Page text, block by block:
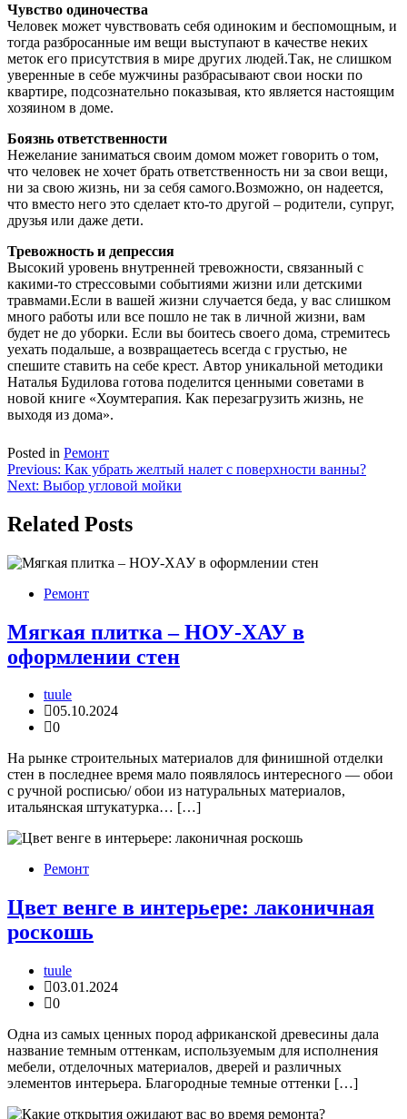
Чувство одиночества
Человек может чувствовать себя одиноким и беспомощным, и
тогда разбросанные им вещи выступают в качестве неких
меток его присутствия в мире других людей.Так, не слишком
уверенные в себе мужчины разбрасывают свои носки по
квартире, подсознательно показывая, кто является настоящим
хозяином в доме.
Боязнь ответственности
Нежелание заниматься своим домом может говорить о том,
что человек не хочет брать ответственность ни за свои вещи,
ни за свою жизнь, ни за себя самого.Возможно, он надеется,
что вместо него это сделает кто-то другой – родители, супруг,
друзья или даже дети.
Тревожность и депрессия
Высокий уровень внутренней тревожности, связанный с
какими-то стрессовыми событиями жизни или детскими
травмами.Если в вашей жизни случается беда, у вас слишком
много работы или все пошло не так в личной жизни, вам
будет не до уборки. Если вы боитесь своего дома, стремитесь
уехать подальше, а возвращаетесь всегда с грустью, не
спешите ставить на себе крест. Автор уникальной методики
Наталья Будилова готова поделится ценными советами в
новой книге «Хоумтерапия. Как перезагрузить жизнь, не
выходя из дома».
Posted in Ремонт
Навигация
по
записям
Previous: Как убрать желтый налет с поверхности ванны?
Next: Выбор угловой мойки
Related Posts
Ремонт
Мягкая плитка – НОУ-ХАУ в
оформлении стен
tuule
05.10.2024
0
На рынке строительных материалов для финишной отделки
стен в последнее время мало появлялось интересного — обои
с ручной росписью/ обои из натуральных материалов,
итальянская штукатурка… […]
Ремонт
Цвет венге в интерьере: лаконичная
роскошь
tuule
03.01.2024
0
Одна из самых ценных пород африканской древесины дала
название темным оттенкам, используемым для исполнения
мебели, отделочных материалов, дверей и различных
элементов интерьера. Благородные темные оттенки […]